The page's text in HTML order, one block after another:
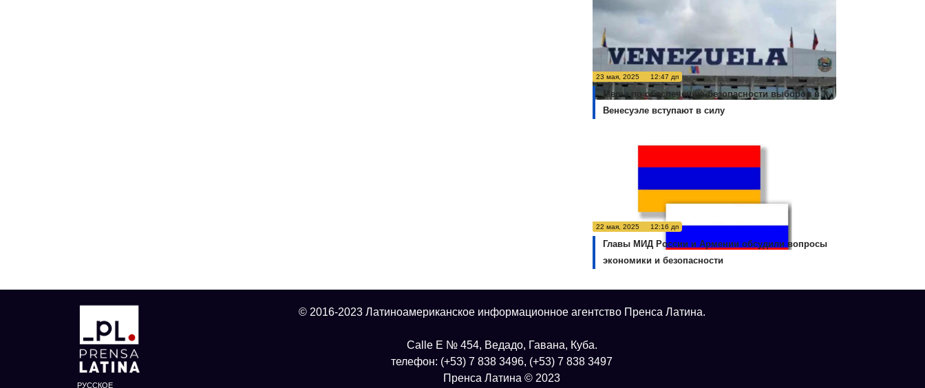
23 мая, 2025 12:47 дп
Меры по обеспечению безопасности выборов в
Венесуэле вступают в силу
22 мая, 2025 12:16 дп
Главы МИД России и Армении обсудили вопросы
экономики и безопасности
РУССКОЕ
© 2016-2023 Латиноамериканское информационное агентство Пренса Латина.
Calle E № 454, Ведадо, Гавана, Куба.
телефон: (+53) 7 838 3496, (+53) 7 838 3497
Пренса Латина © 2023